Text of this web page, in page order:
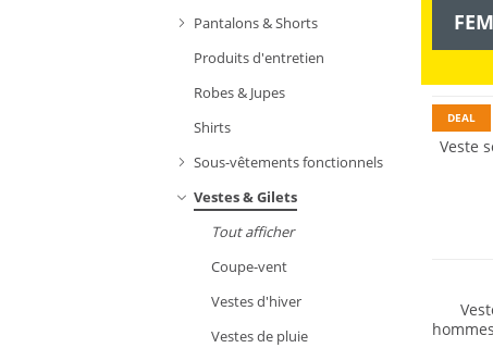
Pantalons & Shorts
Produits d'entretien
Robes & Jupes
Shirts
Sous-vêtements fonctionnels
Vestes & Gilets
Tout afficher
Coupe-vent
Vestes d'hiver
Vestes de pluie
DEAL
Veste